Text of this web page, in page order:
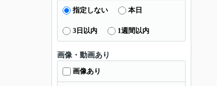
指定しない 本日
3日以内 1週間以内
画像・動画あり
画像あり